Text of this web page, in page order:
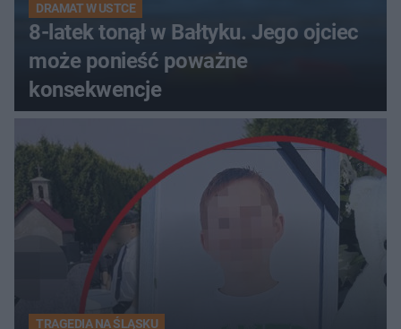
DRAMAT W USTCE
8-latek tonął w Bałtyku. Jego ojciec
może ponieść poważne
konsekwencje
TRAGEDIA NA ŚLĄSKU